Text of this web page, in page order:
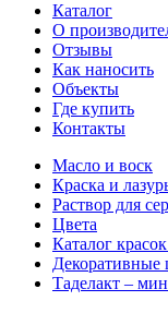
Каталог
О
Отзывы
Как наносить
Объекты
Где купить
Контакты
Масло и воск
Краска и
Раствор для
Цвета
Каталог
Декоративные
Таделакт –